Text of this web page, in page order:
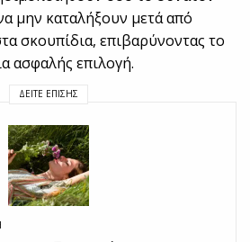
μην καταλήξουν μετά από
σκουπίδια, επιβαρύνοντας το
ασφαλής επιλογή.
ΔΕΊΤΕ ΕΠΊΣΗΣ